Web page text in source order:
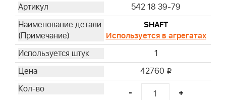
542 18 39-79
SHAFT
Используется в агрегатах
1
42760 i
- +